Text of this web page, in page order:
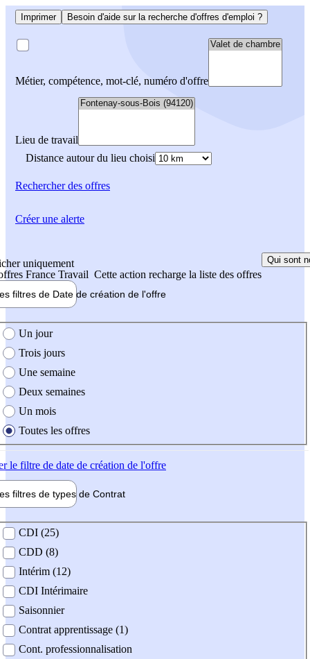
Imprimer Besoin d'aide sur la recherche d'offres d'emploi ?
Métier, compétence, mot-clé, numéro d'offre
Lieu de travail
Distance autour du lieu choisi
Rechercherdes offres
uniquement
France Travail Cette action recharge la liste des offres
Qui sont
filtres de Date de création de l'offre
création de l'offre
Un jour
Trois jours
Une semaine
Deux semaines
Un mois
Toutes les offres
le filtre de date de création de l'offre
filtres de types de Contrat
contrat
CDI (25)
CDD (8)
Intérim (12)
CDI Intérimaire
Saisonnier
Contrat apprentissage (1)
Cont. professionnalisation
Créer une alerte